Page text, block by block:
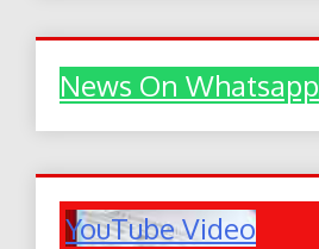
News On Whatsapp
YouTube Video